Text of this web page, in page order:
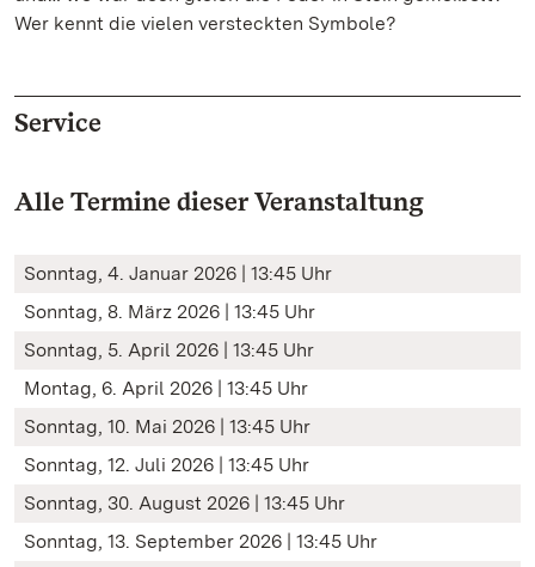
Wer kennt die vielen versteckten Symbole?
Service
Alle Termine dieser Veranstaltung
Sonntag, 4. Januar 2026 | 13:45 Uhr
Sonntag, 8. März 2026 | 13:45 Uhr
Sonntag, 5. April 2026 | 13:45 Uhr
Montag, 6. April 2026 | 13:45 Uhr
Sonntag, 10. Mai 2026 | 13:45 Uhr
Sonntag, 12. Juli 2026 | 13:45 Uhr
Sonntag, 30. August 2026 | 13:45 Uhr
Sonntag, 13. September 2026 | 13:45 Uhr